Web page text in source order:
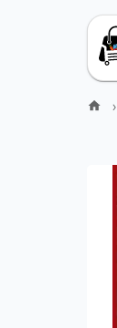
›